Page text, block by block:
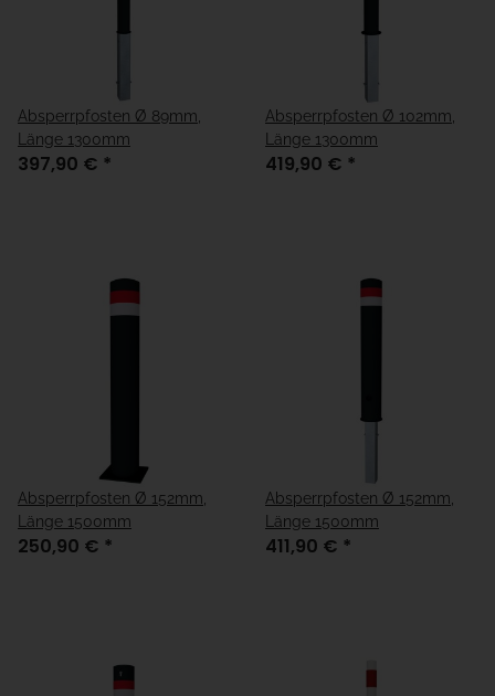
Absperrpfosten Ø 89mm,
Länge 1300mm
397,90 € *
Absperrpfosten Ø 102mm,
Länge 1300mm
419,90 € *
Absperrpfosten Ø 152mm,
Länge 1500mm
250,90 € *
Absperrpfosten Ø 152mm,
Länge 1500mm
411,90 € *